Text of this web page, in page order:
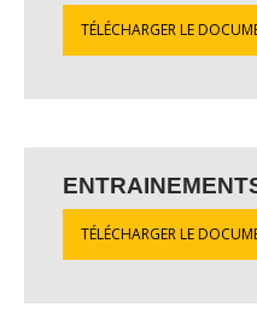
TÉLÉCHARGER LE
TÉLÉCHARGER LE